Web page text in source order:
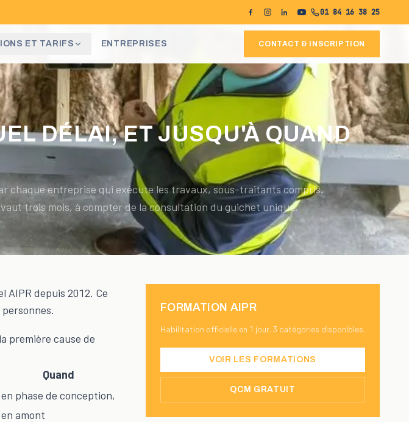
01 84 16 38 25
ET TARIFS ENTREPRISES CONTACT & INSCRIPTION
DÉLAI, ET JUSQU'À QUAND
chaque entreprise qui exécute les travaux, sous-traitants compris.
trois mois, à compter de la consultation du guichet unique.
AIPR depuis 2012. Ce
première cause de
Quand
en phase de conception,
en amont
FORMATION AIPR
Habilitation officielle en 1 jour. 3 catégories disponibles.
VOIR LES FORMATIONS
QCM GRATUIT